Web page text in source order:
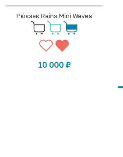
Рюкзак Rains Mini Waves
10 000 ₽